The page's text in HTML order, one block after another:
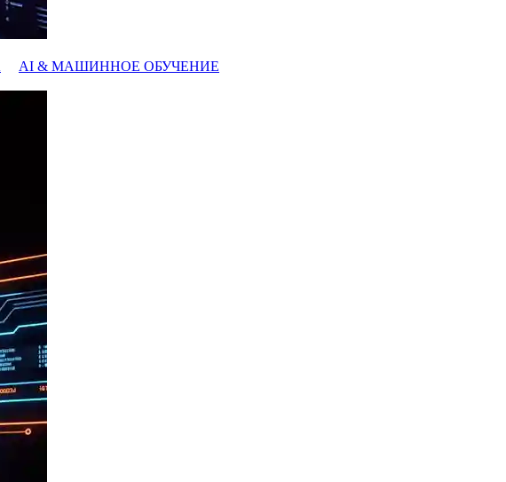
AI & МАШИННОЕ ОБУЧЕНИЕ